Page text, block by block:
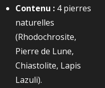
Contenu : 4 pierres
naturelles
(Rhodochrosite,
Pierre de Lune,
Chiastolite, Lapis
Lazuli).